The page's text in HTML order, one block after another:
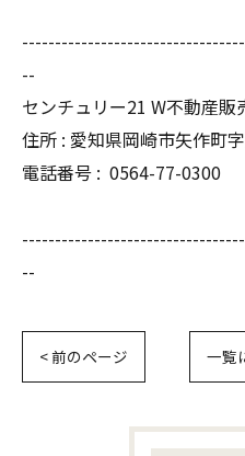
--
センチュリー21 W不動産販
住所 : 愛知県岡崎市矢作町
電話番号 : 0564-77-0300
--
< 前のページ 一覧